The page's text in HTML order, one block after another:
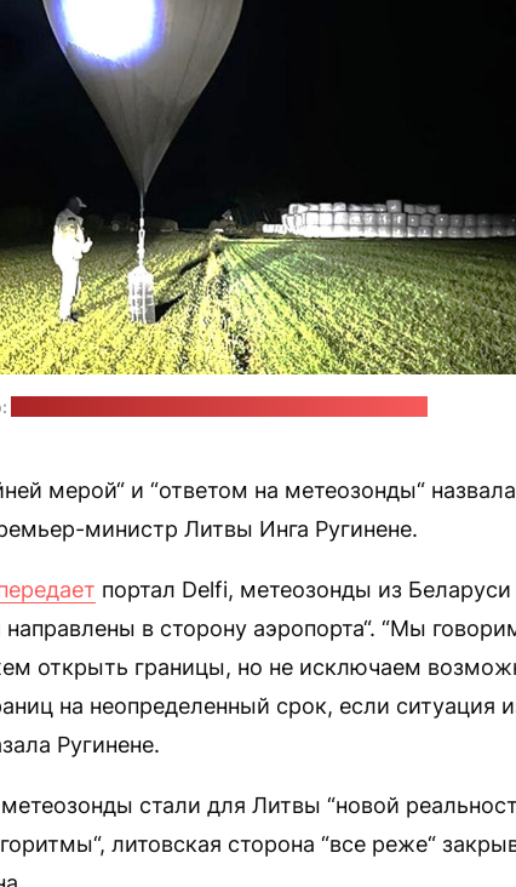
мерой“ и “ответом на метеозонды“
министр Литвы Инга Ругинене.
портал Delfi, метеозонды из Беларуси
в сторону аэропорта“. “Мы
открыть границы, но не исключаем
на неопределенный срок, если ситуация
Ругинене.
стали для Литвы “новой
литовская сторона “все реже“